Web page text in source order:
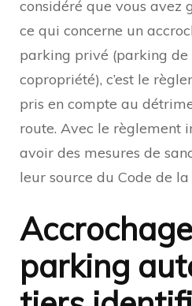
considéré que vous avez
ce qui concerne un
parking privé (parking de
copropriété), c’est le
pris en compte au
route. Avec le règlement
avoir des mesures de
leur source du Code de la
parking